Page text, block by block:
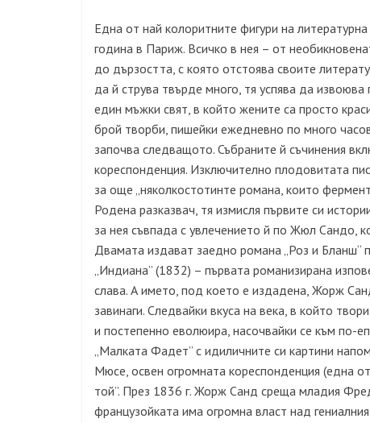
Една от най колоритните фигури на
година в Париж. Всичко в нея – от
до дързостта, с която отстоява своите
да й струва твърде много, тя успява да
един мъжки свят, в който жените са просто
брой творби, пишейки ежедневно по много
започва следващото. Събраните й съчинения
кореспонденция. Изключително плодовитата
за още „няколкостотинте романа, които
Родена разказвач, тя измисля първите си
за нея съвпада с увлечението й по Жюл Сандо,
Двамата издават заедно романа „Роз и
„Индиана” (1832) – първата романизирана
слава. А името, под което е издадена, Жорж
завинаги. Следвайки вкуса на века, в който
и постепенно еволюира, насочвайки се към по-
„Малката Фадет” с идиличните си картини
Мюсе, освен огромната кореспонденция (една
той”. През 1836 г. Жорж Санд среща младия
французойката има огромна власт над